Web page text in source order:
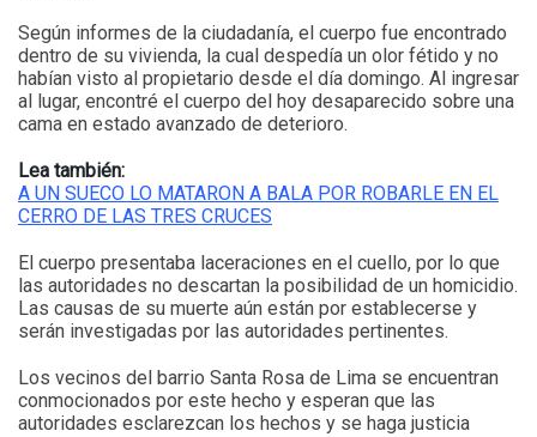
Según informes de la ciudadanía, el cuerpo fue encontrado
dentro de su vivienda, la cual despedía un olor fétido y no
habían visto al propietario desde el día domingo. Al ingresar
al lugar, encontré el cuerpo del hoy desaparecido sobre una
cama en estado avanzado de deterioro.
Lea también:
A UN SUECO LO MATARON A BALA POR ROBARLE EN EL
CERRO DE LAS TRES CRUCES
El cuerpo presentaba laceraciones en el cuello, por lo que
las autoridades no descartan la posibilidad de un homicidio.
Las causas de su muerte aún están por establecerse y
serán investigadas por las autoridades pertinentes.
Los vecinos del barrio Santa Rosa de Lima se encuentran
conmocionados por este hecho y esperan que las
autoridades esclarezcan los hechos y se haga justicia